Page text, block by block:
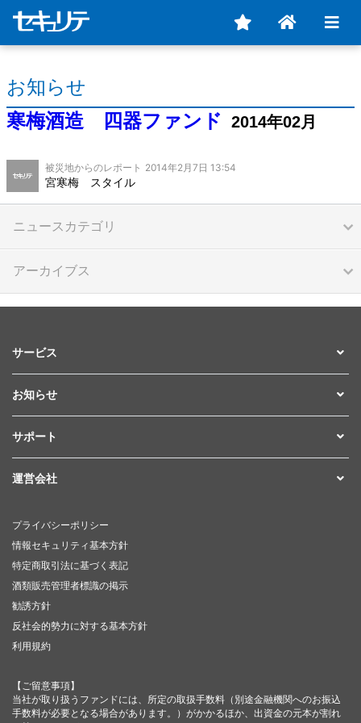
お知らせ
寒梅酒造 四器ファンド
2014年02月
被災地からのレポート 2014年2月7日 13:54
宮寒梅 スタイル
ニュースカテゴリ
アーカイブス
サービス
お知らせ
サポート
運営会社
プライバシーポリシー
情報セキュリティ基本方針
特定商取引法に基づく表記
酒類販売管理者標識の掲示
勧誘方針
反社会的勢力に対する基本方針
利用規約
【ご留意事項】
当社が取り扱うファンドには、所定の取扱手数料（別途金融機関へのお振込
手数料が必要となる場合があります。）がかかるほか、出資金の元本が割れ